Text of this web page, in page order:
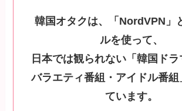
韓国オタクは、「NordVPN」
ルを使って、
日本では観られない「韓国ドラ
バラエティ番組・アイドル番組
ています。